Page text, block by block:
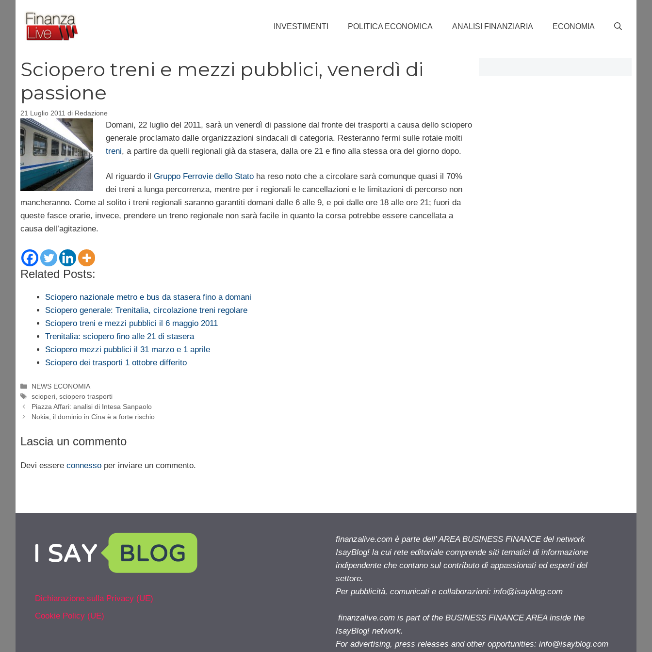
contenuto
INVESTIMENTI POLITICA ECONOMICA ANALISI FINANZIARIA ECONOMIA
Sciopero treni e mezzi pubblici, venerdì di
passione
21 Luglio 2011 di Redazione
Domani, 22 luglio del 2011, sarà un venerdì di passione dal fronte dei trasporti a causa dello sciopero
generale proclamato dalle organizzazioni sindacali di categoria. Resteranno fermi sulle rotaie molti
treni, a partire da quelli regionali già da stasera, dalla ore 21 e fino alla stessa ora del giorno dopo.
Al riguardo il Gruppo Ferrovie dello Statoha reso noto che a circolare sarà comunque quasi il 70%
dei treni a lunga percorrenza, mentre per i regionali le cancellazioni e le limitazioni di percorso non
mancheranno. Come al solito i treni regionali saranno garantiti domani dalle 6 alle 9, e poi dalle ore 18 alle ore 21; fuori da
queste fasce orarie, invece, prendere un treno regionale non sarà facile in quanto la corsa potrebbe essere cancellata a
causa dell’agitazione.
Related Posts:
Sciopero nazionale metro e bus da stasera fino a domani
Sciopero generale: Trenitalia, circolazione treni regolare
Sciopero treni e mezzi pubblici il 6 maggio 2011
Trenitalia: sciopero fino alle 21 di stasera
Sciopero mezzi pubblici il 31 marzo e 1 aprile
Sciopero dei trasporti 1 ottobre differito
Categorie
NEWS ECONOMIA
Tag
scioperi ,sciopero trasporti
Piazza Affari: analisi di Intesa Sanpaolo
Nokia, il dominio in Cina è a forte rischio
Lascia un commento
Devi essere connesso per inviare un commento.
Dichiarazione sulla Privacy (UE)
Cookie Policy (UE)
finanzalive.com è parte dell' AREA BUSINESS FINANCE del network
IsayBlog! la cui rete editoriale comprende siti tematici di informazione
indipendente che contano sul contributo di appassionati ed esperti del
settore.
Per pubblicità, comunicati e collaborazioni: info@isayblog.com
finanzalive.com is part of the BUSINESS FINANCE AREA inside the
IsayBlog! network.
For advertising, press releases and other opportunities: info@isayblog.com